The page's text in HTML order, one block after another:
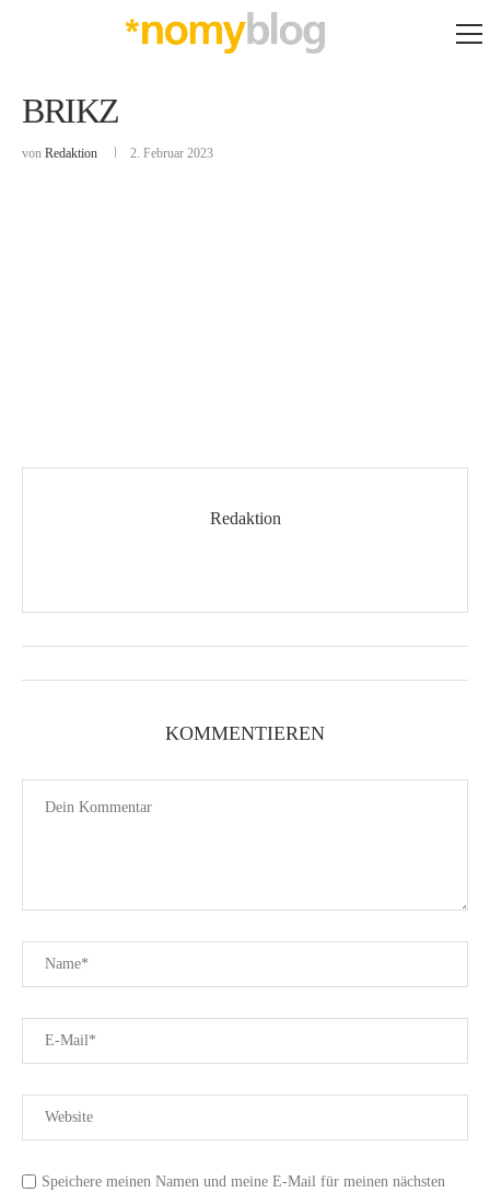
BRIKZ
von Redaktion 2. Februar 2023
Redaktion
KOMMENTIEREN
Speichere meinen Namen und meine E-Mail für meinen nächsten